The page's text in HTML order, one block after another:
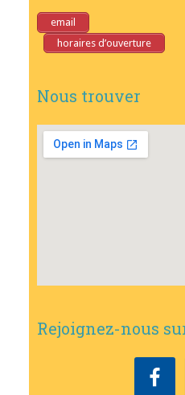
email
horaires d’ouverture
Nous trouver
Rejoignez-nous